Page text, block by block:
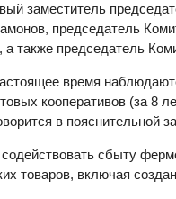
заместитель
председатель
а также председатель
время
кооперативов (за 8
в пояснительной
сбыту
товаров, включая